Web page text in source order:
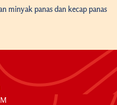
minyak panas dan kecap panas